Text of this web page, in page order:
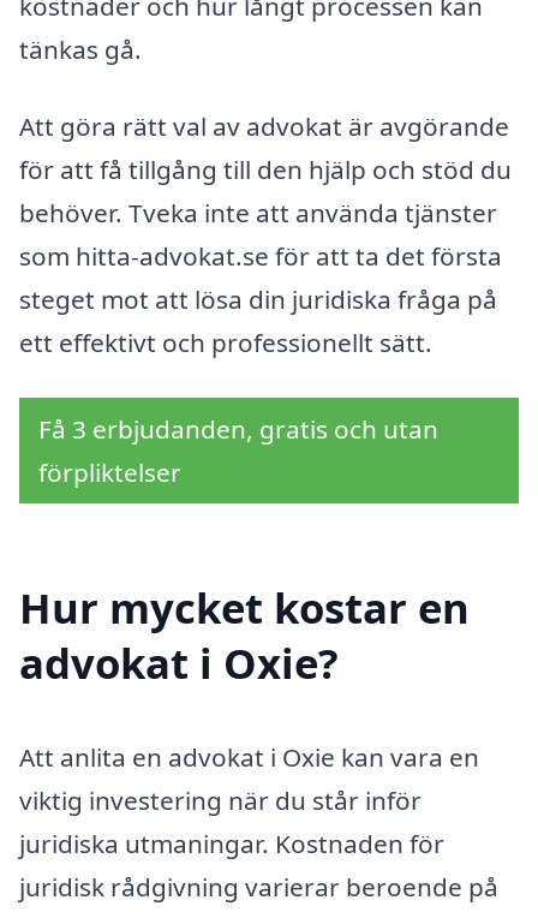
tänkas gå.
Att göra rätt val av advokat är avgörande
för att få tillgång till den hjälp och stöd du
behöver. Tveka inte att använda tjänster
som hitta-advokat.se för att ta det första
steget mot att lösa din juridiska fråga på
ett effektivt och professionellt sätt.
Få 3 erbjudanden, gratis och utan
förpliktelser
Hur mycket kostar en
advokat i Oxie?
Att anlita en advokat i Oxie kan vara en
viktig investering när du står inför
juridiska utmaningar. Kostnaden för
juridisk rådgivning varierar beroende på